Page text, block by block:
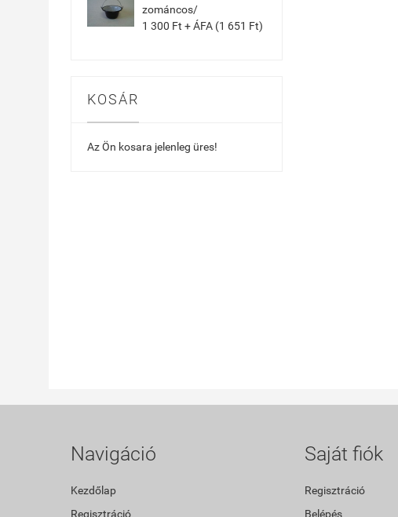
zománcos/
1 300 Ft + ÁFA (1 651 Ft)
KOSÁR
Az Ön kosara jelenleg üres!
Navigáció
Kezdőlap
Regisztráció
Saját fiók
Regisztráció
Belépés